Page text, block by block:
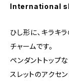
International
ひし形に、キラキ
チャームです。
ペンダントトップ
スレットのアクセ